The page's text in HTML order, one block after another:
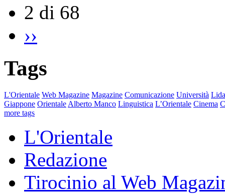
2 di 68
››
Tags
L'Orientale Web Magazine Magazine Comunicazione Università
Giappone Orientale Alberto Manco Linguistica L’Orientale Cinema
more tags
L'Orientale
Redazione
Tirocinio al Web